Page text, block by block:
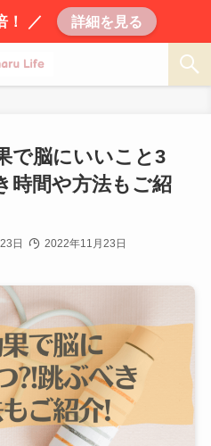
！ ／ 詳細を見る
で脳にいいこと3
時間や方法もご紹
日 2022年11月23日